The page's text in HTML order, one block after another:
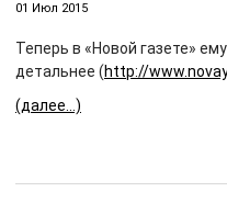
01 Июл 2015
Теперь в «Новой газете»
детальнее (http://
(далее…)